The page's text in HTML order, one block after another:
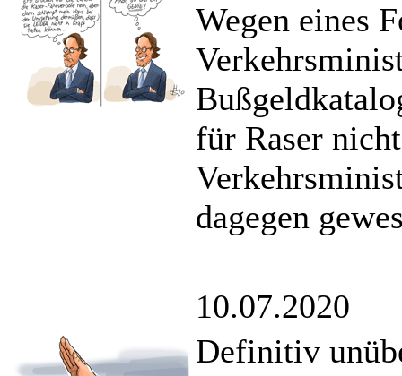
Wegen eines
für Raser
dagegen
10.07.2020
Definitiv